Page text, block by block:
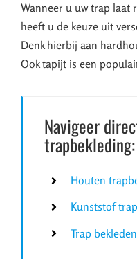
Wanneer u uw trap laat
heeft u de keuze uit
Denk hierbij aan
Ook tapijt is een
Navigeer
trapbekleding:
Houten
Kunststof
Trap